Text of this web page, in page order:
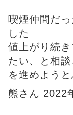
喫煙仲間だ
した
値上がり続
たい、と相
を進めよう
熊さん 2022